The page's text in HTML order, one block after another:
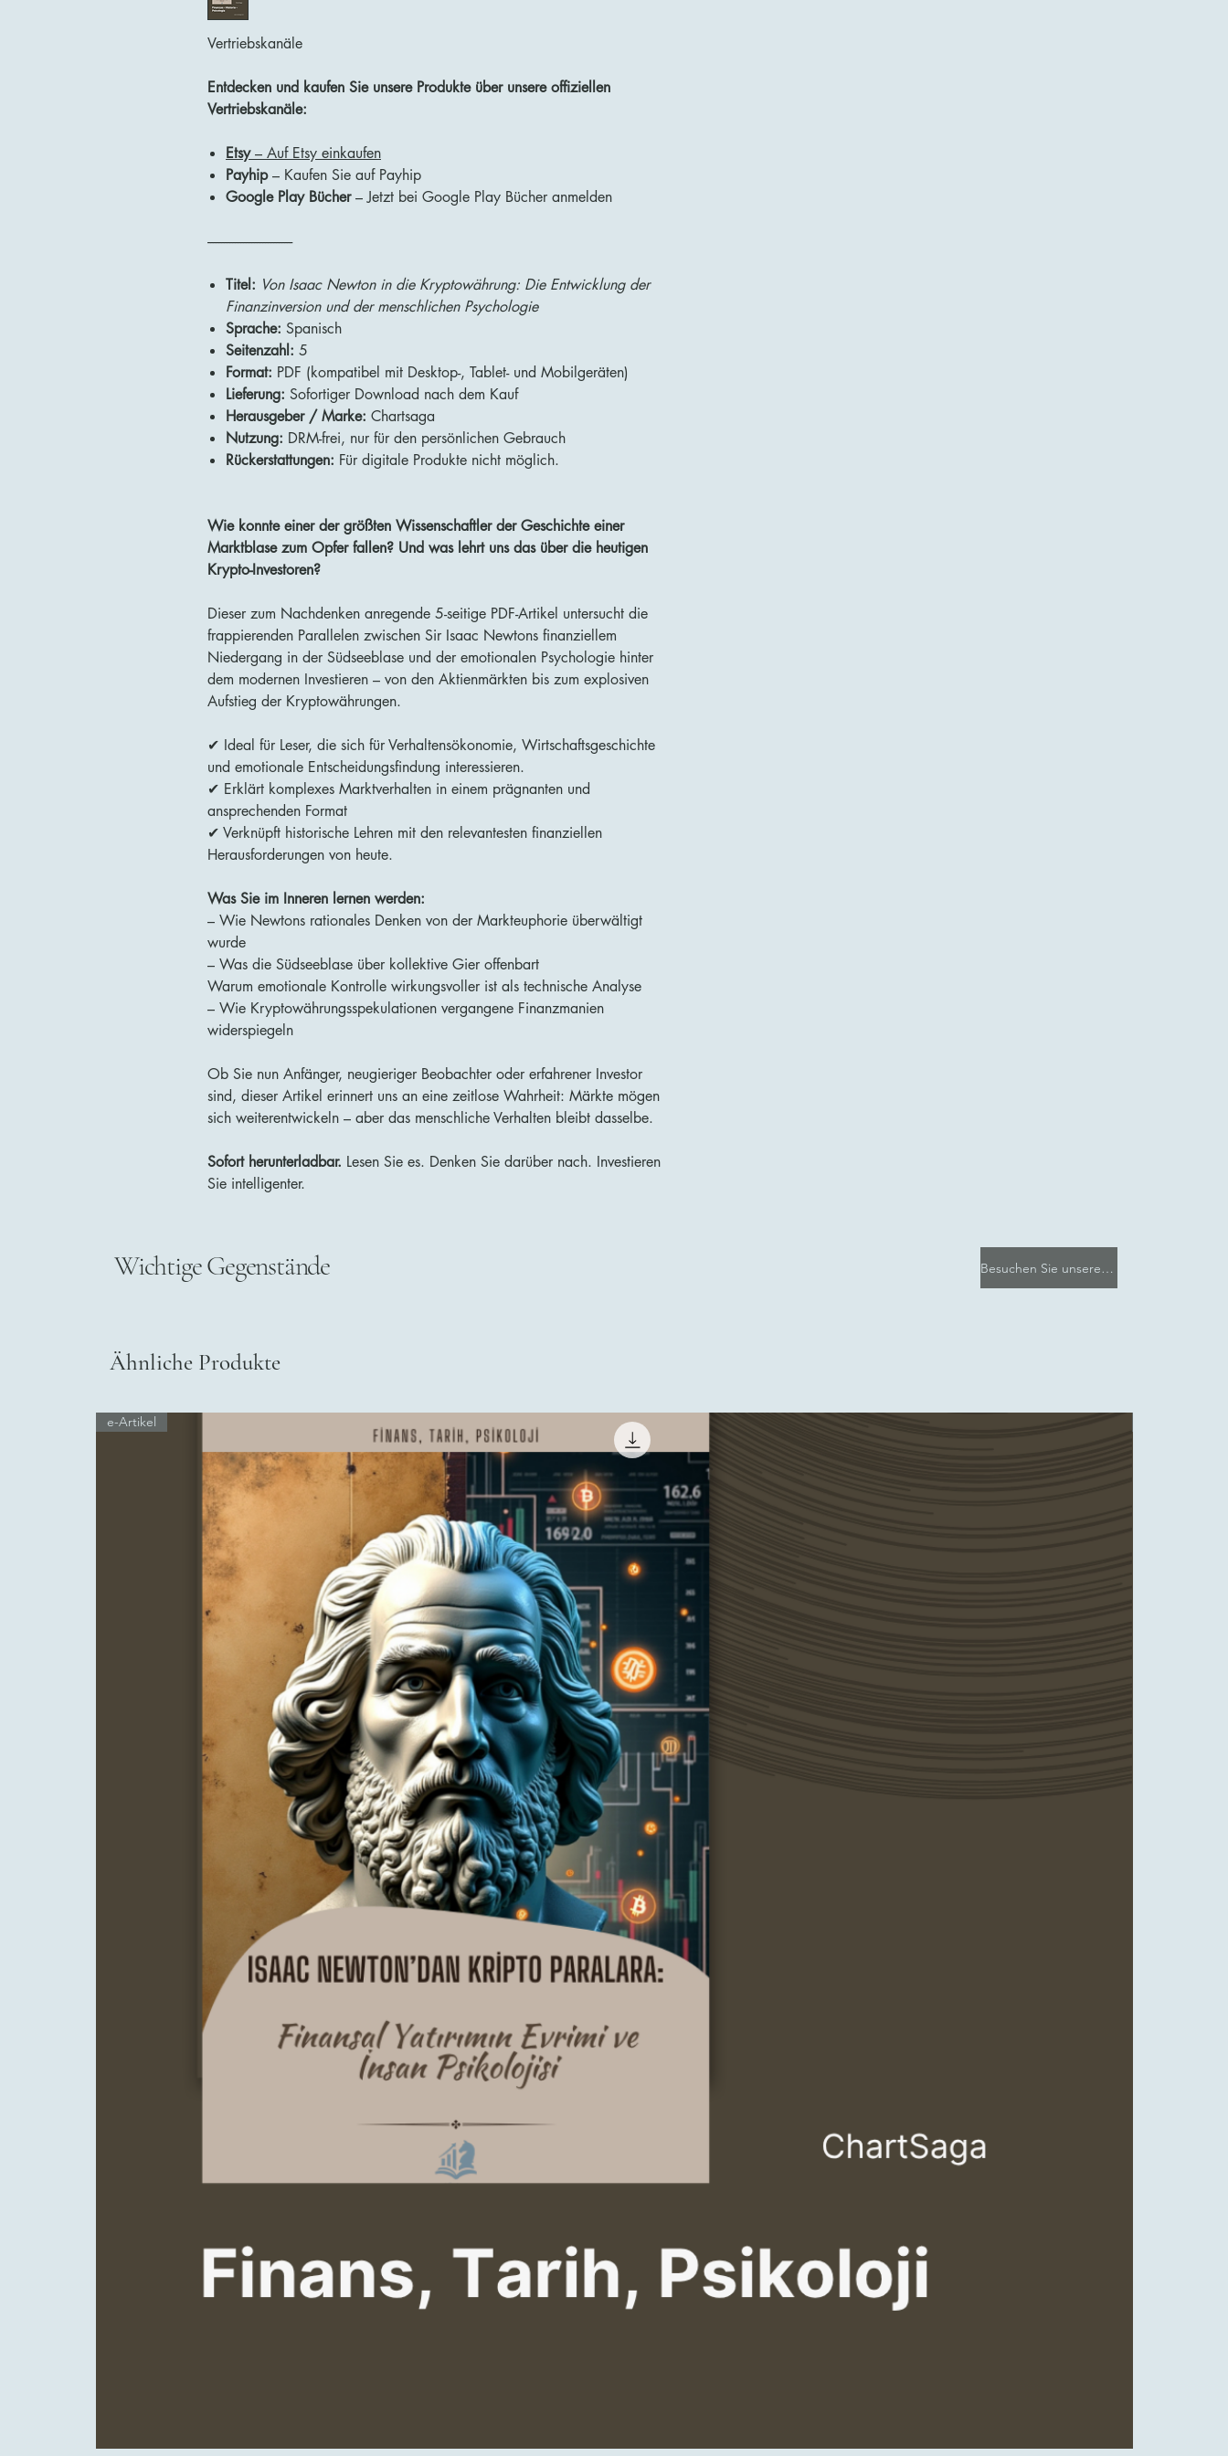
Vertriebskanäle
Entdecken und kaufen Sie unsere Produkte über unsere offiziellen
Vertriebskanäle:
Etsy– Auf Etsy einkaufen
Payhip– Kaufen Sie auf Payhip
Google Play Bücher– Jetzt bei Google Play Bücher anmelden
-------------------------------
Titel: Von Isaac Newton in die Kryptowährung: Die Entwicklung der
Finanzinversion und der menschlichen Psychologie
Sprache: Spanisch
Seitenzahl: 5
Format: PDF (kompatibel mit Desktop-, Tablet- und Mobilgeräten)
Lieferung: Sofortiger Download nach dem Kauf
Herausgeber / Marke: Chartsaga
Nutzung: DRM-frei, nur für den persönlichen Gebrauch
Rückerstattungen: Für digitale Produkte nicht möglich.
Wie konnte einer der größten Wissenschaftler der Geschichte einer
Marktblase zum Opfer fallen? Und was lehrt uns das über die heutigen
Krypto-Investoren?
Dieser zum Nachdenken anregende 5-seitige PDF-Artikel untersucht die
frappierenden Parallelen zwischen Sir Isaac Newtons finanziellem
Niedergang in der Südseeblase und der emotionalen Psychologie hinter
dem modernen Investieren – von den Aktienmärkten bis zum explosiven
Aufstieg der Kryptowährungen.
✔ Ideal für Leser, die sich für Verhaltensökonomie, Wirtschaftsgeschichte
und emotionale Entscheidungsfindung interessieren.
✔ Erklärt komplexes Marktverhalten in einem prägnanten und
ansprechenden Format
✔ Verknüpft historische Lehren mit den relevantesten finanziellen
Herausforderungen von heute.
Was Sie im Inneren lernen werden:
– Wie Newtons rationales Denken von der Markteuphorie überwältigt
wurde
– Was die Südseeblase über kollektive Gier offenbart
Warum emotionale Kontrolle wirkungsvoller ist als technische Analyse
– Wie Kryptowährungsspekulationen vergangene Finanzmanien
widerspiegeln
Ob Sie nun Anfänger, neugieriger Beobachter oder erfahrener Investor
sind, dieser Artikel erinnert uns an eine zeitlose Wahrheit: Märkte mögen
sich weiterentwickeln – aber das menschliche Verhalten bleibt dasselbe.
Sofort herunterladbar. Lesen Sie es. Denken Sie darüber nach. Investieren
Sie intelligenter.
Wichtige Gegenstände Besuchen Sie unseren Etsy-Shop
Ähnliche Produkte
e-Artikel